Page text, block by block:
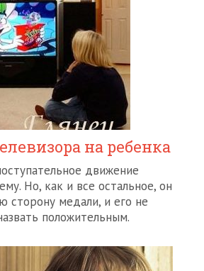
на ребенка
движение
Но, как и все остальное, он
сторону медали, и его не
положительным.